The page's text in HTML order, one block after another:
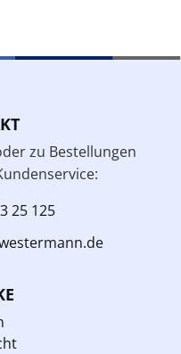
zu Bestellungen
25 125